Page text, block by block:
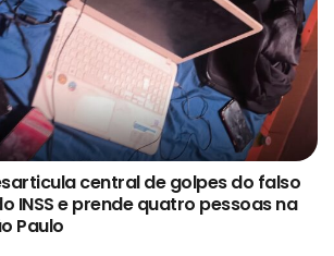
central de golpes do falso
INSS e prende quatro pessoas na
Paulo